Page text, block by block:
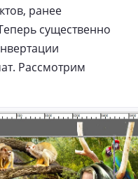
ранее
существенно
Рассмотрим